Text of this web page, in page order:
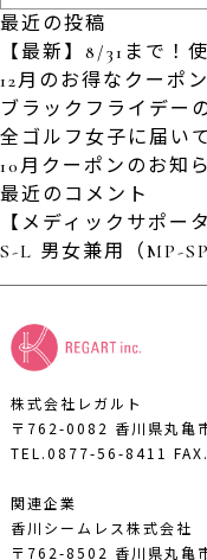
最近の投稿
【最新】8/31まで！
12月のお得なクーポ
ブラックフライデー
全ゴルフ女子に届い
10月クーポンのお知
最近のコメント
【メディックサポー
S-L 男女兼用（MP-
株式会社レガルト
〒762-0082 香川県丸亀
TEL.0877-56-8411
関連企業
香川シームレス株式会社
〒762-8502 香川県丸亀